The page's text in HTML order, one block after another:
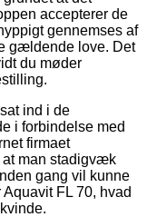
accepterer de
gennemses af
gældende love. Det
du møder
ind i de
i forbindelse med
firmaet
at man stadigvæk
gang vil kunne
FL 70, hvad